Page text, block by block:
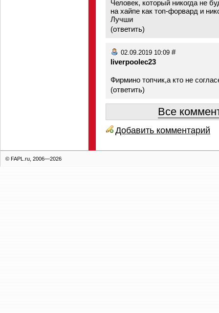
Человек, который никогда не
на хайпе как топ-форвард и
Лучши
(ответить)
02.09.2019 10:09 #
liverpoolec23
Фирмино топчик,а кто не
(ответить)
Все
Добавить комментарий
© FAPL.ru, 2006—2026